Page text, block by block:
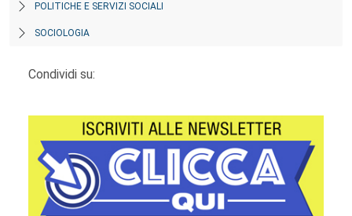
POLITICHE E SERVIZI SOCIALI
SOCIOLOGIA
Condividi su: